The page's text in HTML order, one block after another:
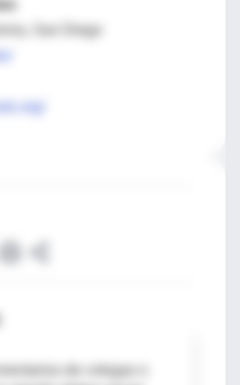
San Diego
de colegas o